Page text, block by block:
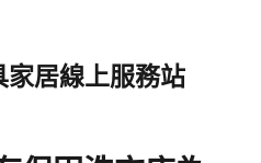
家居線上服務站